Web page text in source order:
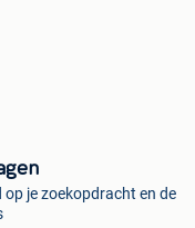
je zoekopdracht en de